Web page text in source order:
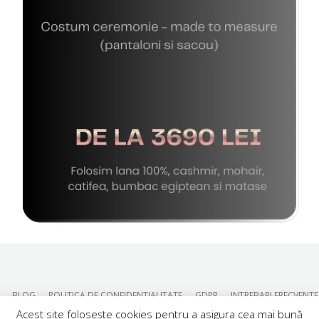
BLOG POLITICA DE CONFIDENTIALITATE GDPR INTREBARI FRECVENTE
Acest site folosește cookies pentru a asigura cea mai bună